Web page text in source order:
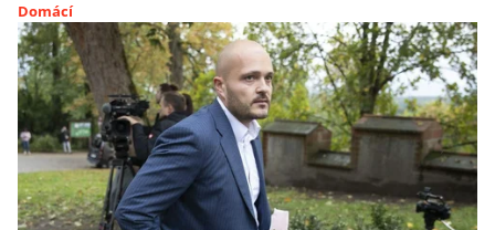
Domácí